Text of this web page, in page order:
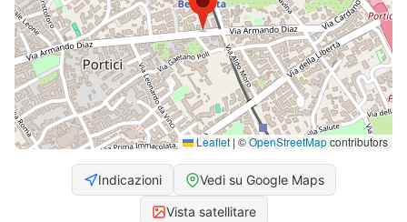
Leaflet | ©OpenStreetMapcontributors
Indicazioni Vedi su Google Maps
Vista satellitare